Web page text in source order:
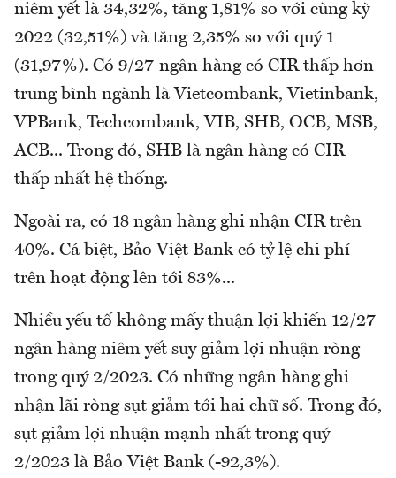
niêm yết là 34,32%, tăng 1,81% so với cùng kỳ
2022 (32,51%) và tăng 2,35% so với quý 1
(31,97%). Có 9/27 ngân hàng có CIR thấp hơn
trung bình ngành là Vietcombank, Vietinbank,
VPBank, Techcombank, VIB, SHB, OCB, MSB,
ACB... Trong đó, SHB là ngân hàng có CIR
thấp nhất hệ thống.
Ngoài ra, có 18 ngân hàng ghi nhận CIR trên
40%. Cá biệt, Bảo Việt Bank có tỷ lệ chi phí
trên hoạt động lên tới 83%...
Nhiều yếu tố không mấy thuận lợi khiến 12/27
ngân hàng niêm yết suy giảm lợi nhuận ròng
trong quý 2/2023. Có những ngân hàng ghi
nhận lãi ròng sụt giảm tới hai chữ số. Trong đó,
sụt giảm lợi nhuận mạnh nhất trong quý
2/2023 là Bảo Việt Bank (-92,3%).